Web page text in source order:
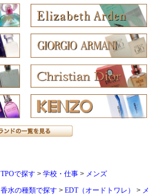
TPOで探す 学校・仕事
メンズ
香水の種類で探す EDT（オードトワレ）
メ